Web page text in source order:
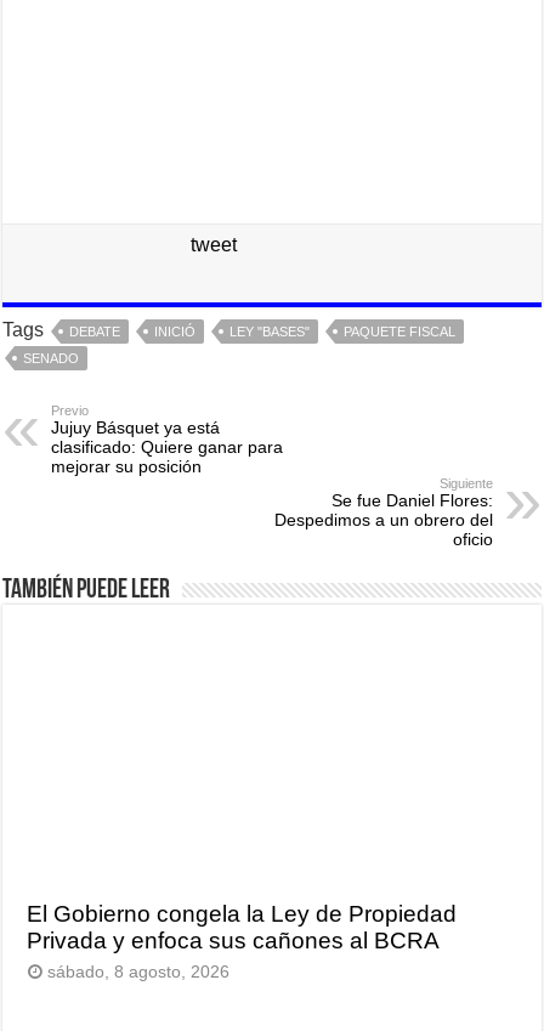
tweet
Tags DEBATE INICIÓ LEY "BASES"
PAQUETE FISCAL
SENADO
Previo
Jujuy Básquet ya está
clasificado: Quiere ganar para
mejorar su posición
Siguiente
Se fue Daniel Flores:
Despedimos a un obrero del
oficio
También puede leer
El Gobierno congela la Ley de Propiedad
Privada y enfoca sus cañones al BCRA
sábado, 8 agosto, 2026